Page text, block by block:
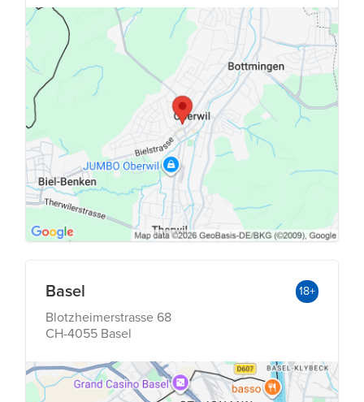
Basel 18+
Blotzheimerstrasse 68
CH-4055 Basel